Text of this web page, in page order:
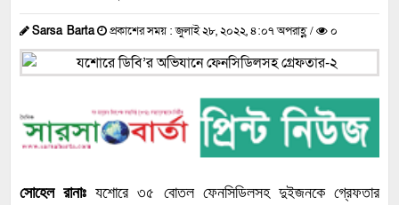
Sarsa Barta প্রকাশের সময় : জুলাই ২৮, ২০২২, ৪:০৭ অপরাহ্ণ / ০
সোহেল রানাঃ যশোরে ৩৫ বোতল ফেনসিডিলসহ দুইজনকে গ্রেফতার